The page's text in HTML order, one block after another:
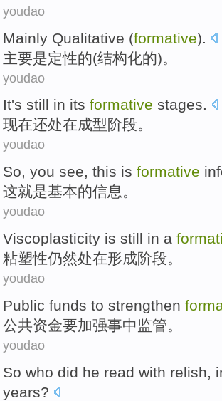
youdao
Mainly Qualitative (formative).
主要是定性的(结构化的)。
youdao
It's still in its formative stages.
现在还处在成型阶段。
youdao
So, you see, this is formative
这就是基本的信息。
youdao
Viscoplasticity is still in a
粘塑性仍然处在形成阶段。
youdao
Public funds to strengthen
公共资金要加强事中监管。
youdao
So who did he read with relish
years?